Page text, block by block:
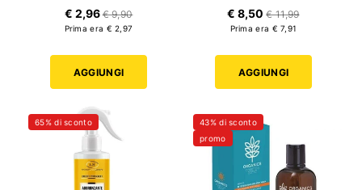
€ 2,96€ 9,90
Prima era € 2,97
AGGIUNGI
€ 8,50€ 11,99
Prima era € 7,91
AGGIUNGI
65% di sconto
43% di sconto
promo